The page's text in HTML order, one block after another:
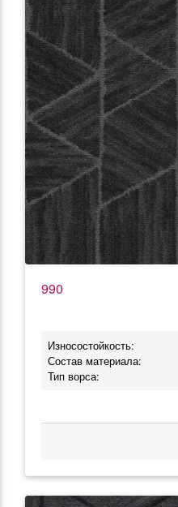
990
Износостойкость:
Состав материала:
Тип ворса: